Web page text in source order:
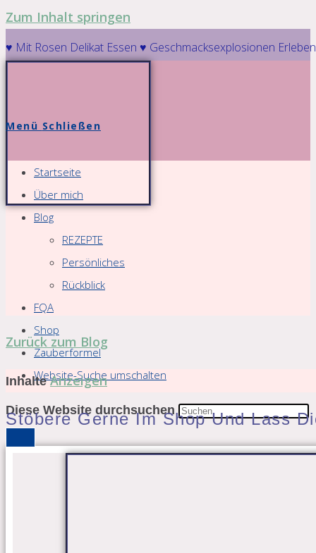
Zum Inhalt springen
♥ Mit Rosen Delikat Essen ♥ Geschmacksexplosionen
Menü Schließen
Startseite
Über mich
Blog
REZEPTE
Persönliches
Rückblick
FQA
Shop
Zauberformel
Website-Suche umschalten
Diese Website durchsuchen
Zurück zum Blog
Inhalte Anzeigen
Stöbere Gerne Im Shop Und Lass